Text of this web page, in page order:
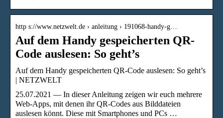
http s://www.netzwelt.de › anleitung › 191068-handy-g…
Auf dem Handy gespeicherten QR-
Code auslesen: So geht’s
Auf dem Handy gespeicherten QR-Code auslesen: So geht’s
| NETZWELT
25.07.2021 — In dieser Anleitung zeigen wir euch mehrere
Web-Apps, mit denen ihr QR-Codes aus Bilddateien
auslesen könnt. Diese mit Smartphones und PCs …